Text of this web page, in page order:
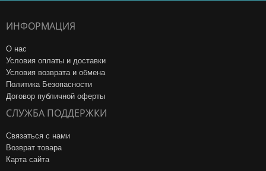
ИНФОРМАЦИЯ
О нас
Условия оплаты и доставки
Условия возврата и обмена
Политика Безопасности
Договор публичной оферты
СЛУЖБА ПОДДЕРЖКИ
Связаться с нами
Возврат товара
Карта сайта